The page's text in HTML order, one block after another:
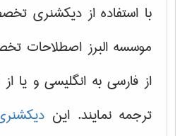
با استفاده از دیکشنری
موسسه البرز اصطلاحات
از فارسی به انگلیسی و یا
ترجمه نمایند. این